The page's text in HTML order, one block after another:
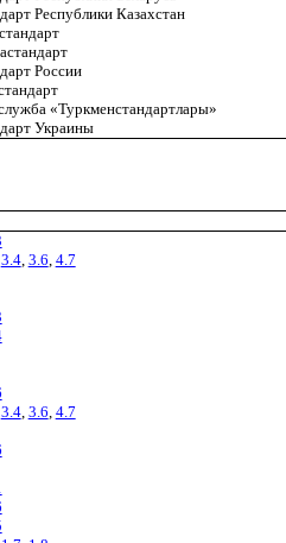
Республики Казахстан
России
«Туркменстандартлары»
Украины
3.4, 3.6, 4.7
3.4, 3.6, 4.7